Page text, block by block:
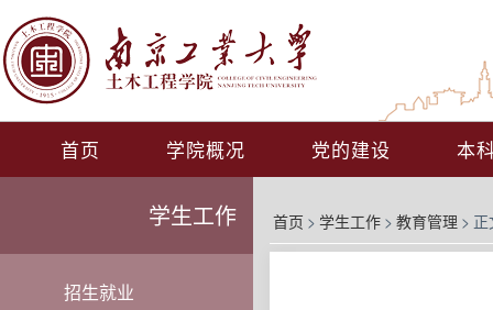
首页 学院概况 党的建设 本
学生工作
招生就业
首页 > 学生工作 > 教育管理 > 正